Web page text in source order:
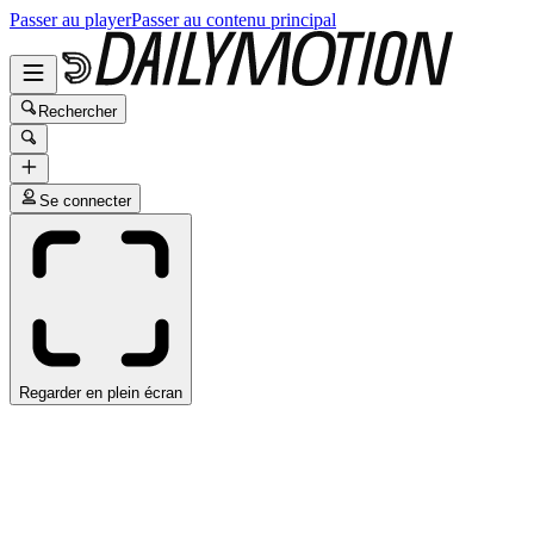
Passer au playerPasser au contenu principal
Rechercher
Se connecter
Regarder en plein écran